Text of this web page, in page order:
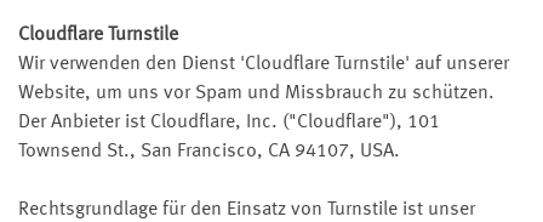
Cloudflare Turnstile
Wir verwenden den Dienst 'Cloudflare Turnstile' auf unserer
Website, um uns vor Spam und Missbrauch zu schützen.
Der Anbieter ist Cloudflare, Inc. ("Cloudflare"), 101
Townsend St., San Francisco, CA 94107, USA.
Rechtsgrundlage für den Einsatz von Turnstile ist unser